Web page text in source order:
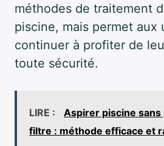
méthodes de traitement
piscine, mais permet aux
continuer à profiter de
toute sécurité.
LIRE :
Aspirer piscine sans
filtre : méthode efficace et